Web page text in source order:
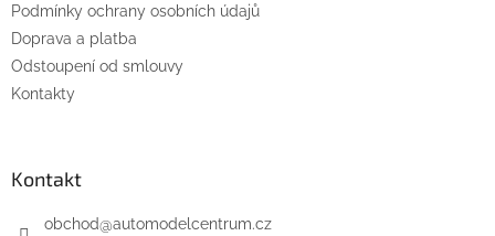
r
Podmínky ochrany osobních údajů
Doprava a platba
Odstoupení od smlouvy
Kontakty
Kontakt
obchod@automodelcentrum.cz